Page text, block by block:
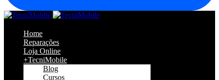
Home
Reparações
Loja Online
+TecniMobile
Blog
Cursos